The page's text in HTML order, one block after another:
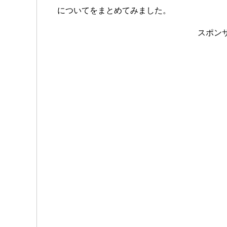
についてをまとめてみました。
スポン